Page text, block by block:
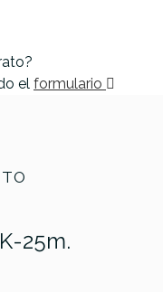
el formulario
25m.